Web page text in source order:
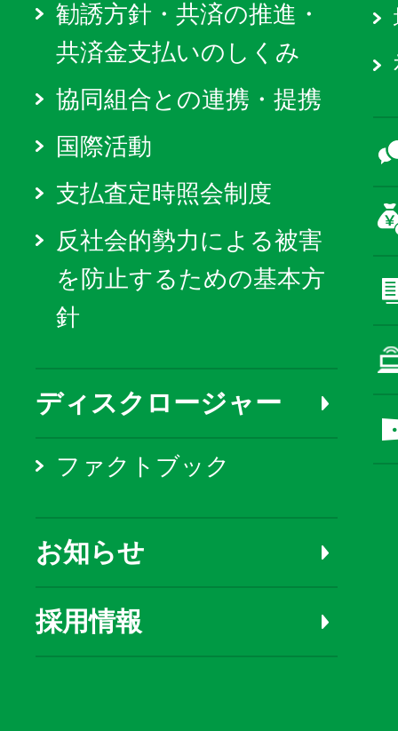
勧誘方針・共済の推進・
共済金支払いのしくみ
協同組合との連携・提携
国際活動
支払査定時照会制度
反社会的勢力による被害
を防止するための基本方
針
ディスクロージャー
ファクトブック
お知らせ
採用情報